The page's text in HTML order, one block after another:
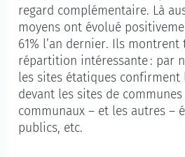
regard complémentaire. Là
moyens ont évolué
61% l’an dernier. Ils
répartition intéressante : par
les sites étatiques confirment
devant les sites de
communaux – et les autres –
publics, etc.